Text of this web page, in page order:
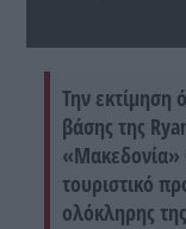
Την εκτίμηση
βάσης της
«Μακεδονία»
τουριστικό
ολόκληρης